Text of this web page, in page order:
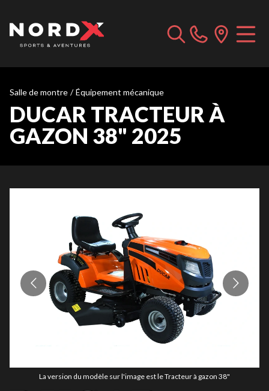
Salle de montre / Équipement mécanique
DUCAR TRACTEUR À
GAZON 38" 2025
La version du modèle sur l'image est le Tracteur à gazon 38"